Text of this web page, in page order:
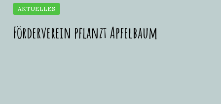
Förderverein pflanzt Apfelbaum